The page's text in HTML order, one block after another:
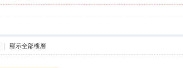
顯示全部樓層